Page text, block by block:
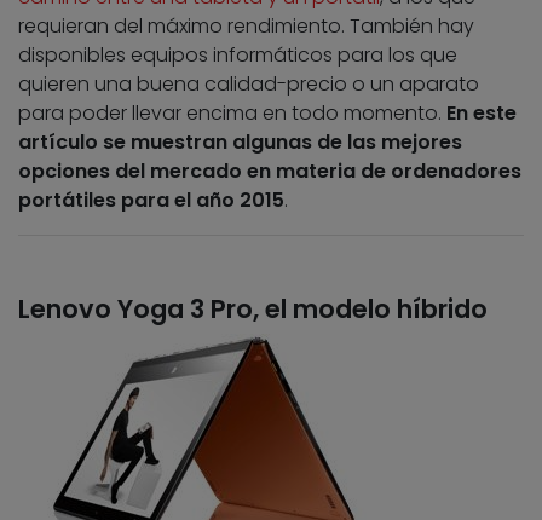
requieran del máximo rendimiento. También hay
disponibles equipos informáticos para los que
quieren una buena calidad-precio o un aparato
para poder llevar encima en todo momento. En este
artículo se muestran algunas de las mejores
opciones del mercado en materia de ordenadores
portátiles para el año 2015.
Lenovo Yoga 3 Pro, el modelo híbrido